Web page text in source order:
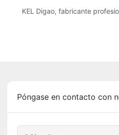
KEL Digao, fabricante
Póngase en contacto con